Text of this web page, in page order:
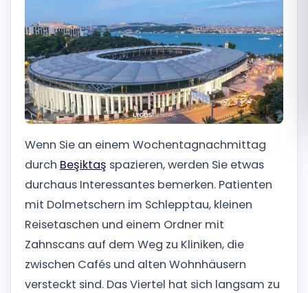
Română
Русский
Wenn Sie an einem Wochentagnachmittag
durch Beşiktaş spazieren, werden Sie etwas
durchaus Interessantes bemerken. Patienten
mit Dolmetschern im Schlepptau, kleinen
Reisetaschen und einem Ordner mit
Zahnscans auf dem Weg zu Kliniken, die
zwischen Cafés und alten Wohnhäusern
versteckt sind. Das Viertel hat sich langsam zu